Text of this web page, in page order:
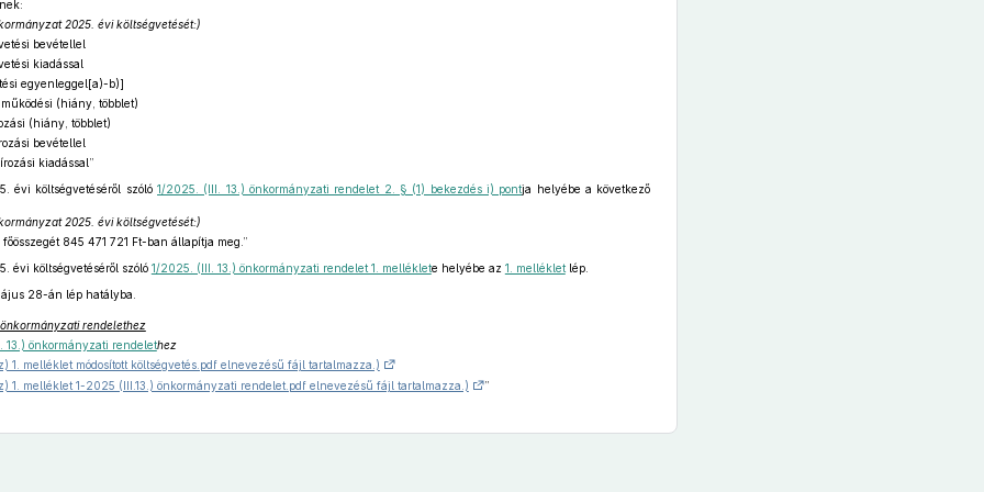
2025. évi költségvetését:)
bevétellel
kiadással
egyenleggel[a)-b)]
(hiány, többlet)
(hiány, többlet)
bevétellel
kiadással”
évi költségvetéséről szóló1/2025. (III. 13.) önkormányzati rendelet 2. § (1) bekezdés i) pontja helyébe a következő
2025. évi költségvetését:)
845 471 721 Ft-ban állapítja meg.”
évi költségvetéséről szóló 1/2025. (III. 13.) önkormányzati rendelet 1. melléklete helyébe az 1. mellékletlép.
28-án lép hatályba.
rendelethez
13.) önkormányzati rendelethez
1. melléklet módosított költségvetés.pdf elnevezésű fájl tartalmazza.)
1. melléklet 1-2025 (III.13.) önkormányzati rendelet.pdf elnevezésű fájl tartalmazza.)
”